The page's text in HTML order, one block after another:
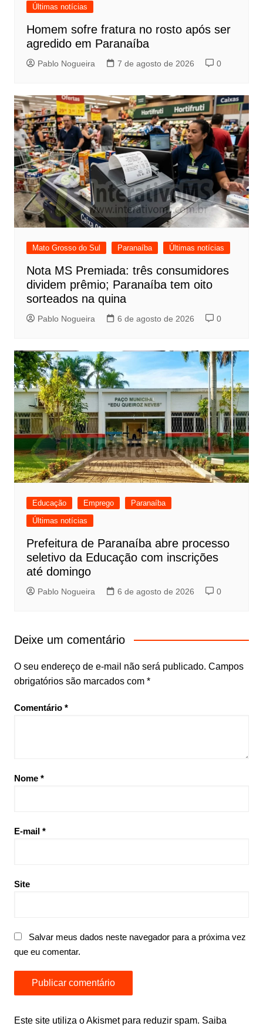
Últimas notícias
Homem sofre fratura no rosto após ser
agredido em Paranaíba
Pablo Nogueira 7 de agosto de 2026 0
Mato Grosso do Sul Paranaíba Últimas notícias
Nota MS Premiada: três consumidores
dividem prêmio; Paranaíba tem oito
sorteados na quina
Pablo Nogueira 6 de agosto de 2026 0
Educação Emprego
Paranaíba
Últimas notícias
Prefeitura de Paranaíba abre processo
seletivo da Educação com inscrições
até domingo
Pablo Nogueira 6 de agosto de 2026 0
Deixe um comentário
O seu endereço de e-mail não será publicado. Campos
obrigatórios são marcados com *
Comentário *
Nome *
E-mail *
Site
Salvar meus dados neste navegador para a próxima vez
que eu comentar.
Este site utiliza o Akismet para reduzir spam. Saiba